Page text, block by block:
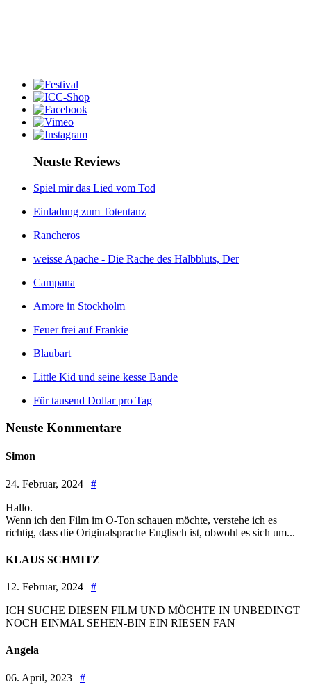
Neuste Reviews
Spiel mir das Lied vom Tod
Einladung zum Totentanz
Rancheros
weisse Apache - Die Rache des Halbbluts, Der
Campana
Amore in Stockholm
Feuer frei auf Frankie
Blaubart
Little Kid und seine kesse Bande
Für tausend Dollar pro Tag
Neuste Kommentare
Simon
24. Februar, 2024 | #
Hallo.
Wenn ich den Film im O-Ton schauen möchte, verstehe ich es
richtig, dass die Originalsprache Englisch ist, obwohl es sich um...
KLAUS SCHMITZ
12. Februar, 2024 | #
ICH SUCHE DIESEN FILM UND MÖCHTE IN UNBEDINGT
NOCH EINMAL SEHEN-BIN EIN RIESEN FAN
Angela
06. April, 2023 | #